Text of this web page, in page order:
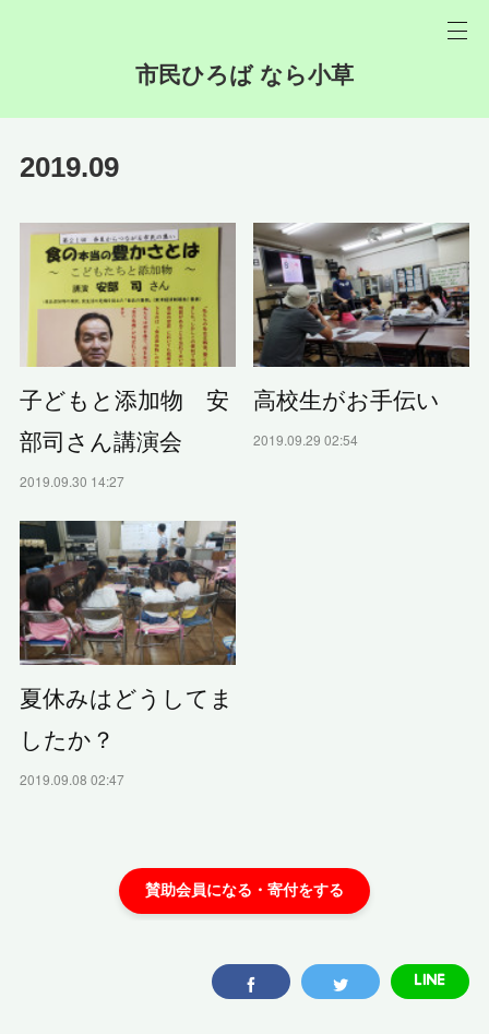
市民ひろば なら小草
2019.09
子どもと添加物 安
部司さん講演会
2019.09.30 14:27
高校生がお手伝い
2019.09.29 02:54
夏休みはどうしてま
したか？
2019.09.08 02:47